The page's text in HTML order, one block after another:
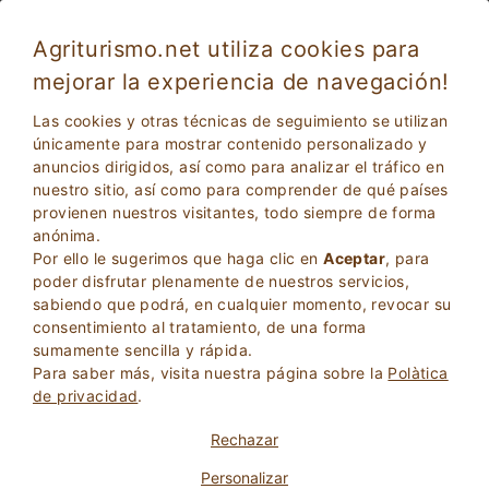
Agriturismo.net utiliza cookies para
mejorar la experiencia de navegación!
Las cookies y otras técnicas de seguimiento se utilizan
únicamente para mostrar contenido personalizado y
anuncios dirigidos, así como para analizar el tráfico en
nuestro sitio, así como para comprender de qué países
provienen nuestros visitantes, todo siempre de forma
anónima.
Por ello le sugerimos que haga clic enAceptar, para
poder disfrutar plenamente de nuestros servicios,
sabiendo que podrá, en cualquier momento, revocar su
consentimiento al tratamiento, de una forma
sumamente sencilla y rápida.
Para saber más, visita nuestra página sobre la Polà­tica
de privacidad.
Rechazar
Personalizar
Garfagnana 4545
Agroturismo
Lucca, Camporgiano(Mapa)
Reserva Inmediata 67Camas
PREGUNTA AL PROPIETARIO RESERVA
Bien
7.5
Más Información
Propiedad